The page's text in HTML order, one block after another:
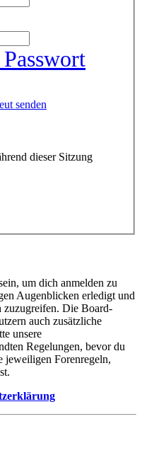
senden
dieser Sitzung
um dich anmelden zu
Augenblicken erledigt und
zuzugreifen. Die Board-
auch zusätzliche
unsere
Regelungen, bevor du
jeweiligen Forenregeln,